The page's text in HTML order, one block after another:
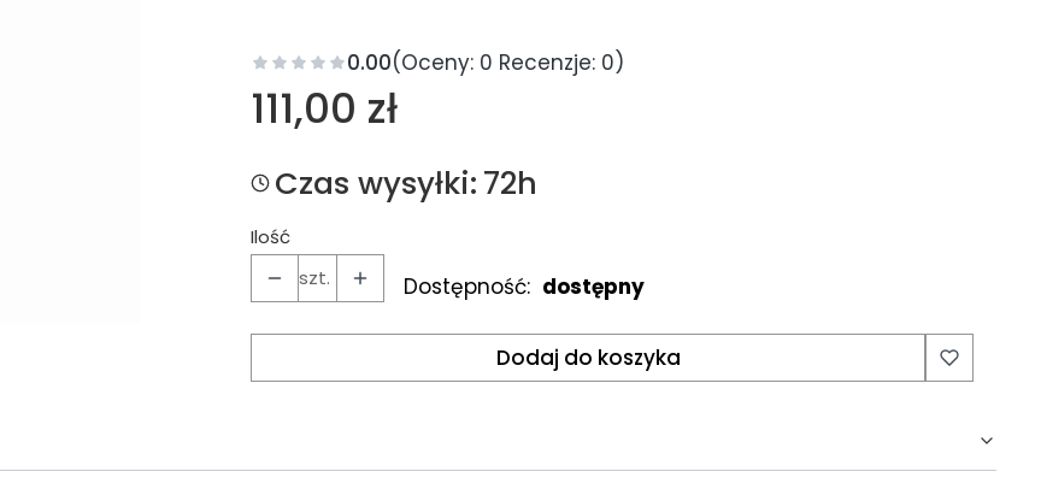
0.00(Oceny: 0 Recenzje: 0)
Cena
111,00 zł
Czas wysyłki:72h
Ilość
szt.
Dostępność: dostępny
Dodaj do koszyka